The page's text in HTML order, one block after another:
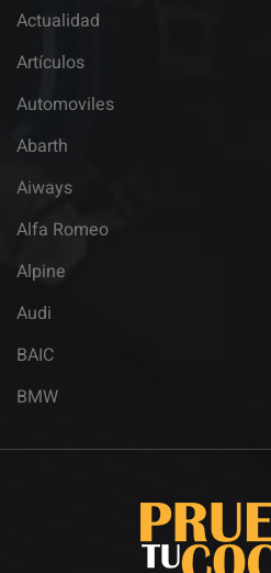
Actualidad
Artículos
Automoviles
Abarth
Aiways
Alfa Romeo
Alpine
Audi
BAIC
BMW